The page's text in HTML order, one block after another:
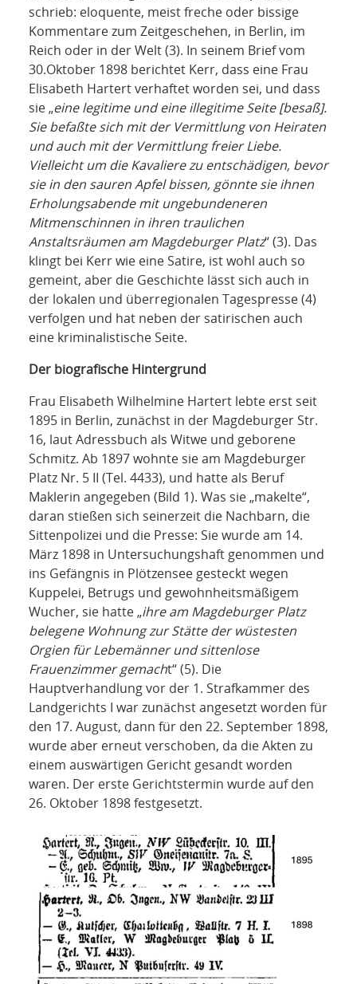
schrieb: eloquente, meist freche oder bissige
Kommentare zum Zeitgeschehen, in Berlin, im
Reich oder in der Welt (3). In seinem Brief vom
30.Oktober 1898 berichtet Kerr, dass eine Frau
Elisabeth Hartert verhaftet worden sei, und dass
sie „eine legitime und eine illegitime Seite[besaß].
Sie befaßte sich mit der Vermittlung von Heiraten
und auch mit der Vermittlung freier Liebe.
Vielleicht um die Kavaliere zu entschädigen, bevor
sie in den sauren Apfel bissen, gönnte sie ihnen
Erholungsabende mit ungebundeneren
Mitmenschinnen in ihren traulichen
Anstaltsräumen am Magdeburger Platz“ (3). Das
klingt bei Kerr wie eine Satire, ist wohl auch so
gemeint, aber die Geschichte lässt sich auch in
der lokalen und überregionalen Tagespresse (4)
verfolgen und hat neben der satirischen auch
eine kriminalistische Seite.
Der biografische Hintergrund
Frau Elisabeth Wilhelmine Hartert lebte erst seit
1895 in Berlin, zunächst in der Magdeburger Str.
16, laut Adressbuch als Witwe und geborene
Schmitz. Ab 1897 wohnte sie am Magdeburger
Platz Nr. 5 II (Tel. 4433), und hatte als Beruf
Maklerin angegeben (Bild 1). Was sie „makelte“,
daran stießen sich seinerzeit die Nachbarn, die
Sittenpolizei und die Presse: Sie wurde am 14.
März 1898 in Untersuchungshaft genommen und
ins Gefängnis in Plötzensee gesteckt wegen
Kuppelei, Betrugs und gewohnheitsmäßigem
Wucher, sie hatte „ihre am Magdeburger Platz
belegene Wohnung zur Stätte der wüstesten
Orgien für Lebemänner und sittenlose
Frauenzimmer gemacht“ (5). Die
Hauptverhandlung vor der 1. Strafkammer des
Landgerichts I war zunächst angesetzt worden für
den 17. August, dann für den 22. September 1898,
wurde aber erneut verschoben, da die Akten zu
einem auswärtigen Gericht gesandt worden
waren. Der erste Gerichtstermin wurde auf den
26. Oktober 1898 festgesetzt.